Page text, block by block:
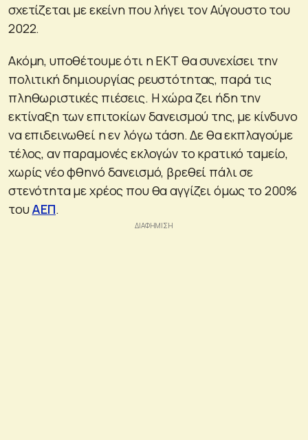
σχετίζεται με εκείνη που λήγει τον Αύγουστο του
2022.
Ακόμη, υποθέτουμε ότι η ΕΚΤ θα συνεχίσει την
πολιτική δημιουργίας ρευστότητας, παρά τις
πληθωριστικές πιέσεις. Η χώρα ζει ήδη την
εκτίναξη των επιτοκίων δανεισμού της, με κίνδυνο
να επιδεινωθεί η εν λόγω τάση. Δε θα εκπλαγούμε
τέλος, αν παραμονές εκλογών το κρατικό ταμείο,
χωρίς νέο φθηνό δανεισμό, βρεθεί πάλι σε
στενότητα με χρέος που θα αγγίζει όμως το 200%
τουΑΕΠ.